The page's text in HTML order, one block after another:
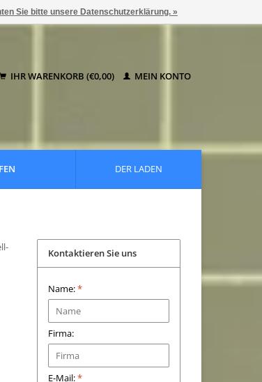
IHR WARENKORB (€0,00) MEIN KONTO
DER LADEN
Kontaktieren Sie uns
Name:*
Firma:
E-Mail:*
Sie bitte unsere Datenschutzerklärung. »